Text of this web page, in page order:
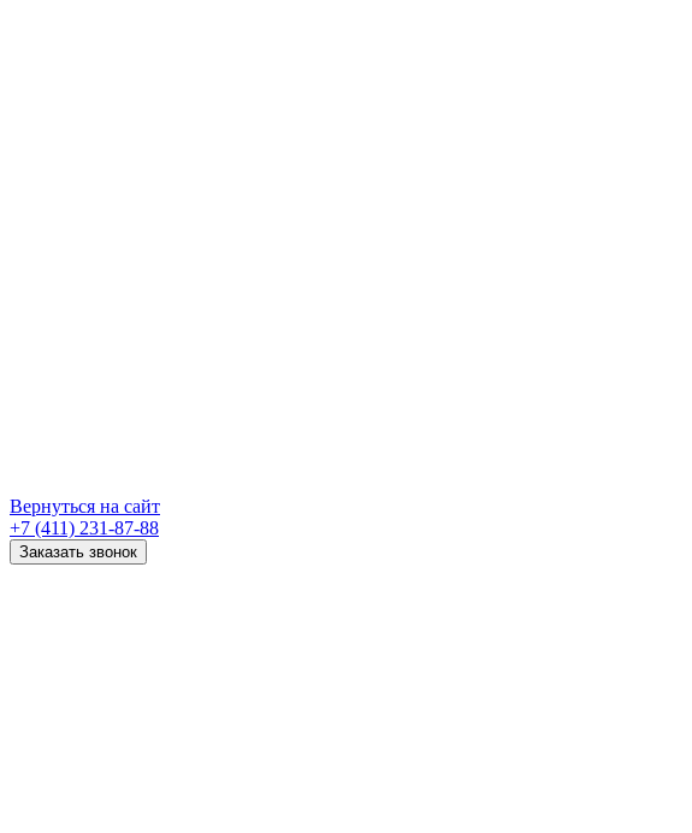
Вернуться на сайт
+7 (411) 231-87-88
Заказать звонок